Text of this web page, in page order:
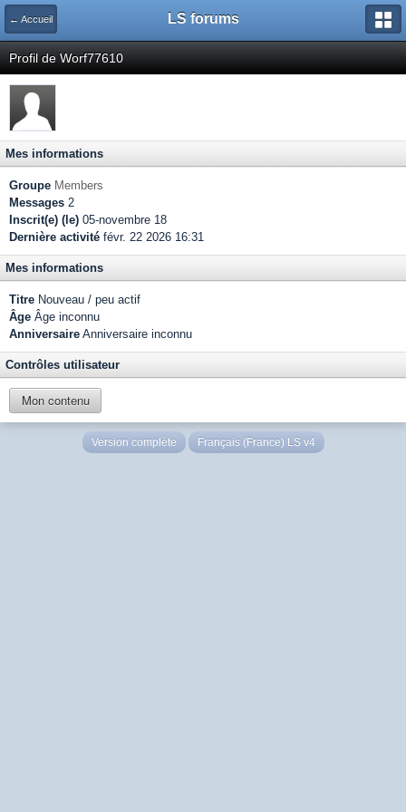
← Accueil LS forums
Profil de Worf77610
Mes informations
Groupe Members
Messages 2
Inscrit(e) (le) 05-novembre 18
Dernière activité févr. 22 2026 16:31
Mes informations
Titre Nouveau / peu actif
Âge Âge inconnu
Anniversaire Anniversaire inconnu
Contrôles utilisateur
Mon contenu
Version complète Français (France) LS v4